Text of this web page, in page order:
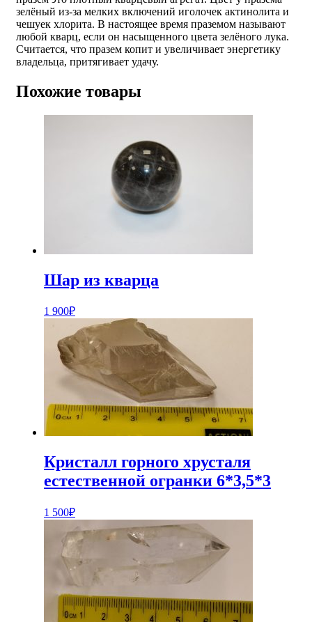
зелёный из-за мелких включений иголочек актинолита и
чешуек хлорита. В настоящее время праземом называют
любой кварц, если он насыщенного цвета зелёного лука.
Считается, что празем копит и увеличивает энергетику
владельца, притягивает удачу.
Похожие товары
Шар из кварца
1 900₽
Кристалл горного хрусталя
естественной огранки 6*3,5*3
1 500₽